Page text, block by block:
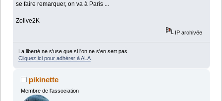
se faire remarquer, on va à Paris ...
Zolive2K
IP archivée
La liberté ne s'use que si l'on ne s'en sert pas.
Cliquez ici pour adhérer à ALA
pikinette
Membre de l'association